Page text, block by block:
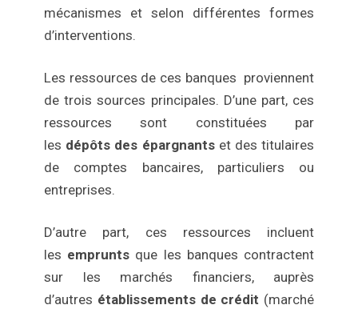
mécanismes et selon différentes formes
d’interventions.
Les ressources de ces banques proviennent
de trois sources principales. D’une part, ces
ressources sont constituées par
les dépôts des épargnantset des titulaires
de comptes bancaires, particuliers ou
entreprises.
D’autre part, ces ressources incluent
les emprunts que les banques contractent
sur les marchés financiers, auprès
d’autres établissements de crédit (marché